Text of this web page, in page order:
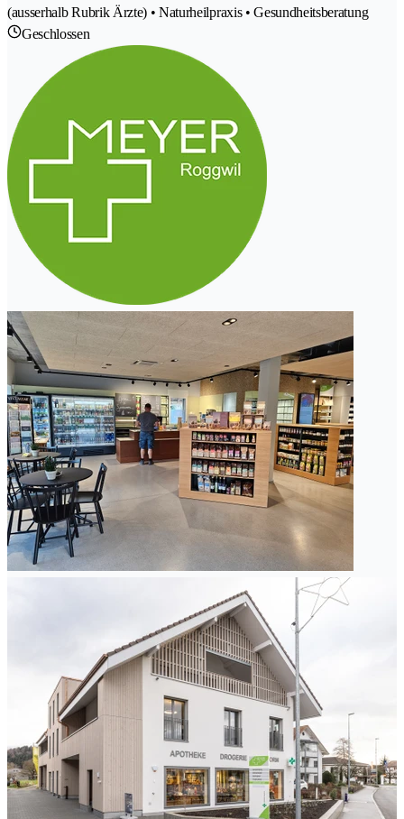
(ausserhalb Rubrik Ärzte) • Naturheilpraxis • Gesundheitsberatung
Geschlossen